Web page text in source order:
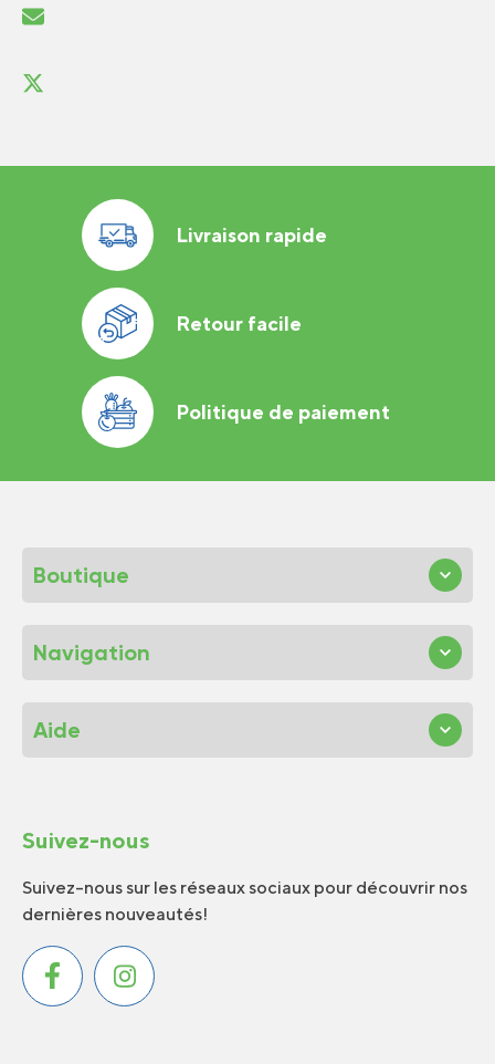
Livraison rapide
Retour facile
Politique de paiement
Boutique
Navigation
Aide
Suivez-nous
Suivez-nous sur les réseaux sociaux pour découvrir nos
dernières nouveautés!